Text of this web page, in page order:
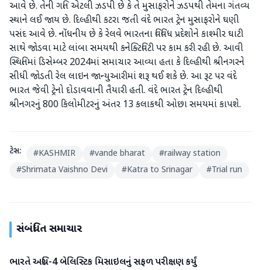
આવે છે. તેની ગતિ એટલી ઝડપી છે કે તે મુસાફરોને ઝડપથી તેમના ગંતવ્ય
સ્થાને લઈ જાય છે. દિલ્હીથી કટરા જતી વંદે ભારત ટ્રેન મુસાફરોને ઘણી
પસંદ આવે છે. નોંધનીય છે કે રેલવે ભારતના વિવિધ પ્રદેશોને કાશ્મીર ઘાટી
સાથે જોડવા માટે લાંબા સમયથી કનેક્ટિવિટી પર કામ કરી રહી છે. આવી
સ્થિતિમાં ડિસેમ્બર 2024માં સમાચાર આવ્યા હતા કે દિલ્હીથી શ્રીનગરને
સીધી જોડતી રેલ લાઇન જાન્યુઆરીમાં શરૂ થઈ શકે છે. આ રૂટ પર વંદે
ભારત જેવી ટ્રેનો દોડાવવાની તૈયારી હતી. વંદે ભારત ટ્રેન દિલ્હીથી
શ્રીનગરનું 800 કિલોમીટરનું અંતર 13 કલાકથી ઓછા સમયમાં કાપશે.
ટેગ્સ: #KASHMIR #vande bharat #railway station
#Shrimata Vaishno Devi #Katra to Srinagar #Trial run
સંબંધિત સમાચાર
રાષ્ટ્રીય
ભારતે અગ્નિ-4 બેલિસ્ટિક મિસાઇલનું સફળ પરીક્ષણ કર્યું